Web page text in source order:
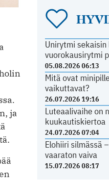
Unirytmi
vuorokausirytmi
05.08.2026 06:13
Mitä ovat
vaikuttavat?
26.07.2026 19:16
Luteaalivaihe on
kuukautiskiertoa
24.07.2026 07:04
Elohiiri silmässä
vaaraton vaiva
15.07.2026 08:17
ja